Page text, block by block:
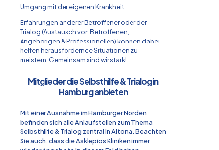
Umgang mit der eigenen Krankheit.
Erfahrungen anderer Betroffener oder der
Trialog (Austausch von Betroffenen,
Angehörigen & Professionellen) können dabei
helfen herausfordernde Situationen zu
meistern. Gemeinsam sind wir stark!
Mitglieder die Selbsthilfe & Trialog in
Hamburg anbieten
Mit einer Ausnahme im Hamburger Norden
befinden sich alle Anlaufstellen zum Thema
Selbsthilfe & Trialog zentral in Altona. Beachten
Sie auch, dass die Asklepios Kliniken immer